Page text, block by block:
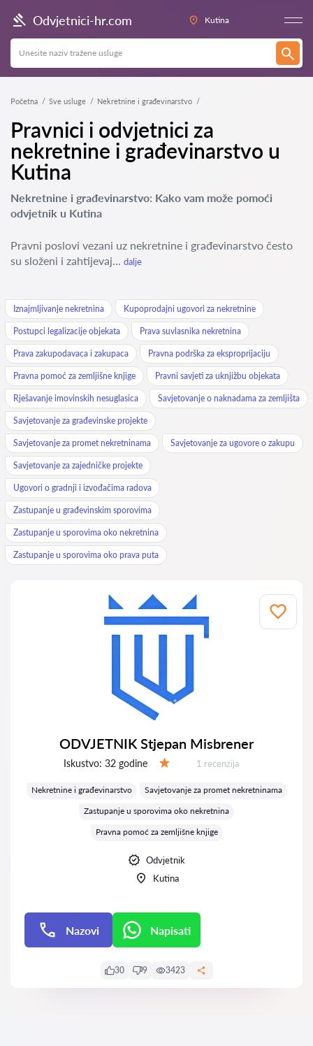
Odvjetnici-hr.com Kutina
Početna Sve usluge Nekretnine i građevinarstvo
Pravnici i odvjetnici za
nekretnine i građevinarstvo u
Kutina
Nekretnine i građevinarstvo: Kako vam može pomoći
odvjetnik u Kutina
Pravni poslovi vezani uz nekretnine i građevinarstvo često
su složeni i zahtijevaj... dalje
Iznajmljivanje nekretnina Kupoprodajni ugovori za nekretnine
Postupci legalizacije objekata Prava suvlasnika nekretnina
Prava zakupodavaca i zakupaca Pravna podrška za eksproprijaciju
Pravna pomoć za zemljišne knjige Pravni savjeti za uknjižbu objekata
Rješavanje imovinskih nesuglasica Savjetovanje o naknadama za zemljišta
Savjetovanje za građevinske projekte
Savjetovanje za promet nekretninama Savjetovanje za ugovore o zakupu
Savjetovanje za zajedničke projekte
Ugovori o gradnji i izvođačima radova
Zastupanje u građevinskim sporovima
Zastupanje u sporovima oko nekretnina
Zastupanje u sporovima oko prava puta
ODVJETNIK Stjepan Misbrener
Iskustvo: 32 godine Recenzija:
1 recenzija
Nekretnine i građevinarstvo
Savjetovanje za promet nekretninama
Zastupanje u sporovima oko nekretnina
Pravna pomoć za zemljišne knjige
Odvjetnik
Kutina
Nazovi Napisati
30 9 3423